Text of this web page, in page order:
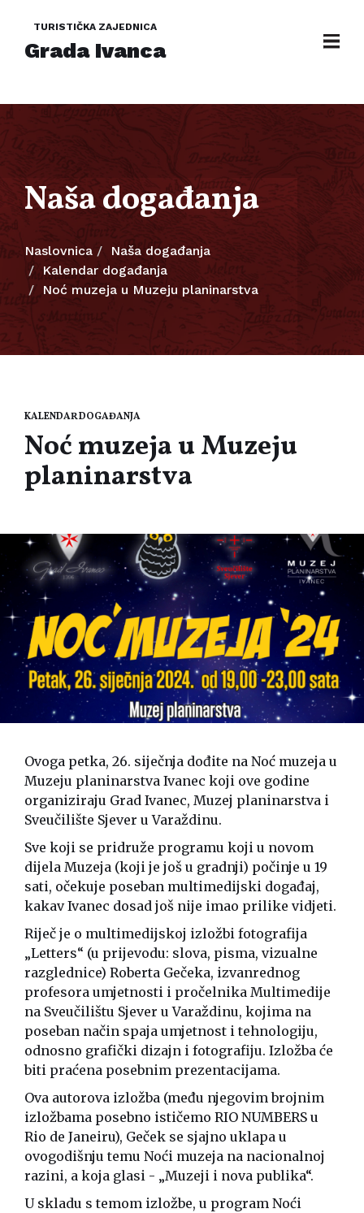
TURISTIČKA ZAJEDNICA
Grada Ivanca
Naša događanja
Naslovnica
Naša događanja
Kalendar događanja
Noć muzeja u Muzeju planinarstva
KALENDAR DOGAĐANJA
Noć muzeja u Muzeju
planinarstva
Ovoga petka, 26. siječnja dođite na Noć muzeja u
Muzeju planinarstva Ivanec koji ove godine
organiziraju Grad Ivanec, Muzej planinarstva i
Sveučilište Sjever u Varaždinu.
Sve koji se pridruže programu koji u novom
dijela Muzeja (koji je još u gradnji) počinje u 19
sati, očekuje poseban multimedijski događaj,
kakav Ivanec dosad još nije imao prilike vidjeti.
Riječ je o multimedijskoj izložbi fotografija
„Letters“ (u prijevodu: slova, pisma, vizualne
razglednice) Roberta Gečeka, izvanrednog
profesora umjetnosti i pročelnika Multimedije
na Sveučilištu Sjever u Varaždinu, kojima na
poseban način spaja umjetnost i tehnologiju,
odnosno grafički dizajn i fotografiju. Izložba će
biti praćena posebnim prezentacijama.
Ova autorova izložba (među njegovim brojnim
izložbama posebno ističemo RIO NUMBERS u
Rio de Janeiru), Geček se sjajno uklapa u
ovogodišnju temu Noći muzeja na nacionalnoj
razini, a koja glasi - „Muzeji i nova publika“.
U skladu s temom izložbe, u program Noći